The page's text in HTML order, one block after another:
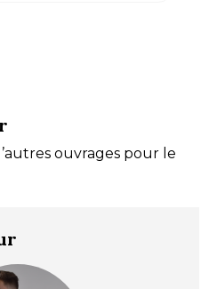
ouvrages pour le